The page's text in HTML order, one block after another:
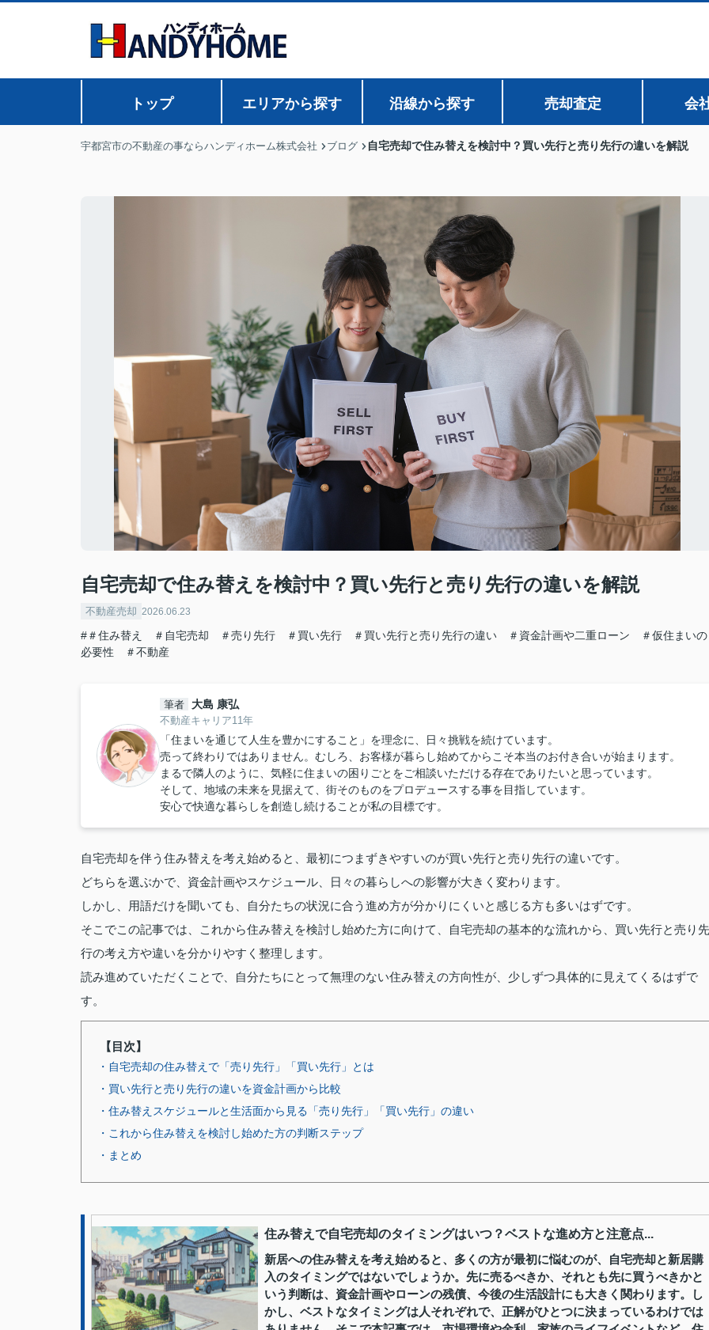
トップ エリアから探す 沿線から探す 売却査定 会
宇都宮市の不動産の事ならハンディホーム株式会社 ブログ 自宅売却で住み替えを検討中？買い先行と売り先行の違いを解説
自宅売却で住み替えを検討中？買い先行と売り先行の違いを解説
不動産売却 2026.06.23
#＃住み替え ＃自宅売却 ＃売り先行 ＃買い先行 ＃買い先行と売り先行の違い ＃資金計画や二重ローン ＃仮住まいの
必要性 ＃不動産
筆者 大島 康弘
不動産キャリア11年
「住まいを通じて人生を豊かにすること」を理念に、日々挑戦を続けています。
売って終わりではありません。むしろ、お客様が暮らし始めてからこそ本当のお付き合いが始まります。
まるで隣人のように、気軽に住まいの困りごとをご相談いただける存在でありたいと思っています。
そして、地域の未来を見据えて、街そのものをプロデュースする事を目指しています。
安心で快適な暮らしを創造し続けることが私の目標です。
自宅売却を伴う住み替えを考え始めると、最初につまずきやすいのが買い先行と売り先行の違いです。
どちらを選ぶかで、資金計画やスケジュール、日々の暮らしへの影響が大きく変わります。
しかし、用語だけを聞いても、自分たちの状況に合う進め方が分かりにくいと感じる方も多いはずです。
そこでこの記事では、これから住み替えを検討し始めた方に向けて、自宅売却の基本的な流れから、買い先行と売り先
行の考え方や違いを分かりやすく整理します。
読み進めていただくことで、自分たちにとって無理のない住み替えの方向性が、少しずつ具体的に見えてくるはずで
す。
【目次】
・自宅売却の住み替えで「売り先行」「買い先行」とは
・買い先行と売り先行の違いを資金計画から比較
・住み替えスケジュールと生活面から見る「売り先行」「買い先行」の違い
・これから住み替えを検討し始めた方の判断ステップ
・まとめ
住み替えで自宅売却のタイミングはいつ？ベストな進め方と注意点...
新居への住み替えを考え始めると、多くの方が最初に悩むのが、自宅売却と新居購
入のタイミングではないでしょうか。先に売るべきか、それとも先に買うべきかと
いう判断は、資金計画やローンの残債、今後の生活設計にも大きく関わります。し
かし、ベストなタイミングは人それぞれで、正解がひとつに決まっているわけでは